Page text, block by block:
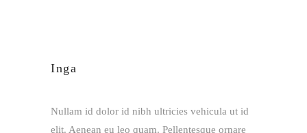
Inga
Nullam id dolor id nibh ultricies vehicula ut id
elit. Aenean eu leo quam. Pellentesque ornare